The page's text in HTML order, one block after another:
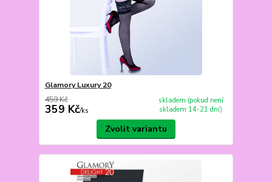
Glamory Luxury 20
459 Kč
359 Kč/ks
skladem (pokud není
skladem 14-21 dní)
Zvolit variantu